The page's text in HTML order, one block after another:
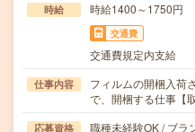
時給 時給1400～1750円
交通費
交通費規定内支給
仕事内容
フィルムの開梱入荷
で、開梱する仕事【
応募資格 職種未経験OK / ブラ